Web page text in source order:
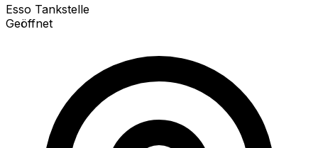
Esso Tankstelle
Geöffnet